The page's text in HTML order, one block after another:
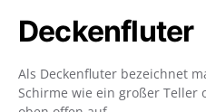
Deckenfluter
Als Deckenfluter bezeichnet
Schirme wie ein großer Teller